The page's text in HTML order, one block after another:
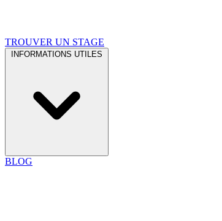
TROUVER UN STAGE
INFORMATIONS UTILES
BLOG